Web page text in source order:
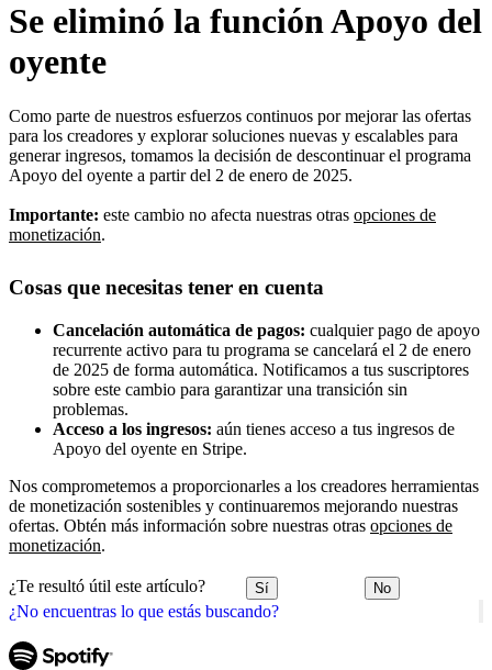
¿No encuentras lo que estás buscando?
Se eliminó la función Apoyo del
oyente
Como parte de nuestros esfuerzos continuos por mejorar las ofertas
para los creadores y explorar soluciones nuevas y escalables para
generar ingresos, tomamos la decisión de descontinuar el programa
Apoyo del oyente a partir del 2 de enero de 2025.
Importante: este cambio no afecta nuestras otras opciones de
monetización.
Cosas que necesitas tener en cuenta
Cancelación automática de pagos: cualquier pago de apoyo
recurrente activo para tu programa se cancelará el 2 de enero
de 2025 de forma automática. Notificamos a tus suscriptores
sobre este cambio para garantizar una transición sin
problemas.
Acceso a los ingresos: aún tienes acceso a tus ingresos de
Apoyo del oyente en Stripe.
Nos comprometemos a proporcionarles a los creadores herramientas
de monetización sostenibles y continuaremos mejorando nuestras
ofertas. Obtén más información sobre nuestras otras opciones de
monetización.
¿Te resultó útil este artículo? Sí No